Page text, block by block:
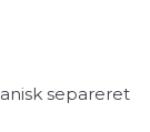
separeret